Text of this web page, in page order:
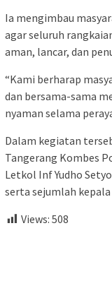
Ia mengimbau
agar seluruh
aman, lancar, dan
“Kami berharap
dan bersama-sama
nyaman selama
Dalam kegiatan
Tangerang Kombes
Letkol Inf Yudho
serta sejumlah
Views: 508